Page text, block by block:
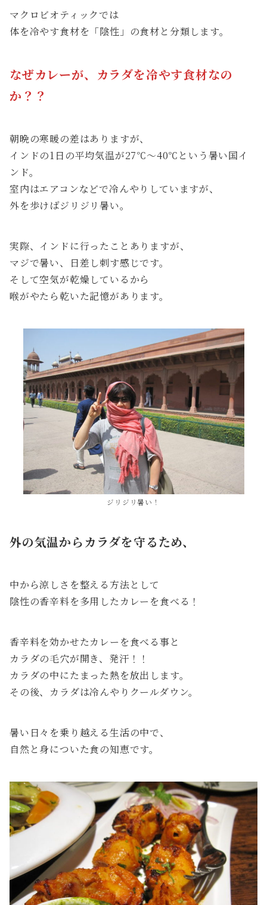
マクロビオティックでは
体を冷やす食材を「陰性」の食材と分類します。
なぜカレーが、カラダを冷やす食材なの
か？？
朝晩の寒暖の差はありますが、
インドの1日の平均気温が27℃〜40℃という暑い国イ
ンド。
室内はエアコンなどで冷んやりしていますが、
外を歩けばジリジリ暑い。
実際、インドに行ったことありますが、
マジで暑い、日差し刺す感じです。
そして空気が乾燥しているから
喉がやたら乾いた記憶があります。
ジリジリ暑い！
外の気温からカラダを守るため、
中から涼しさを整える方法として
陰性の香辛料を多用したカレーを食べる！
香辛料を効かせたカレーを食べる事と
カラダの毛穴が開き、発汗！！
カラダの中にたまった熱を放出します。
その後、カラダは冷んやりクールダウン。
暑い日々を乗り越える生活の中で、
自然と身についた食の知恵です。